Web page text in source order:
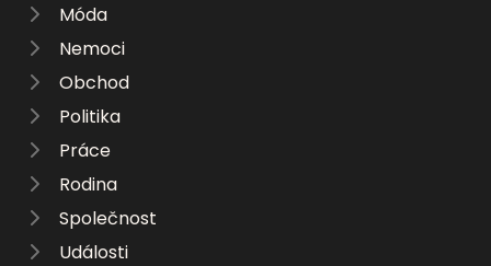
Móda
Nemoci
Obchod
Politika
Práce
Rodina
Společnost
Události